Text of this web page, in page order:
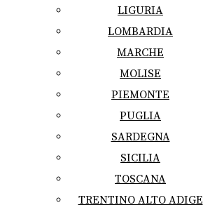
LIGURIA
LOMBARDIA
MARCHE
MOLISE
PIEMONTE
PUGLIA
SARDEGNA
SICILIA
TOSCANA
TRENTINO ALTO ADIGE